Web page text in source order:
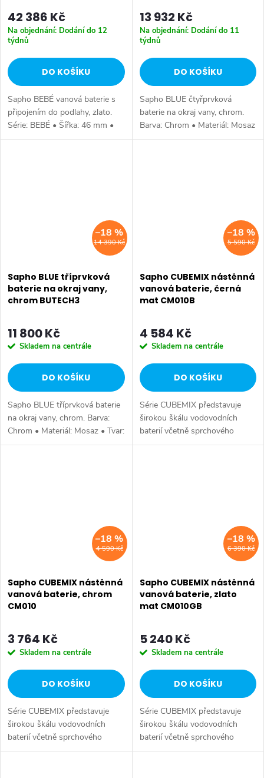
42 386 Kč
Na objednání: Dodání do 12
týdnů
DO KOŠÍKU
Sapho BEBÉ vanová baterie s
připojením do podlahy, zlato.
Série: BEBÉ • Šířka: 46 mm •
Výška: 1068 mm • Hloubka:
13 932 Kč
Na objednání: Dodání do 11
týdnů
DO KOŠÍKU
Sapho BLUE čtyřprvková
baterie na okraj vany, chrom.
Barva: Chrom • Materiál: Mosaz
• Tvar: Kruhové • Instalace: Na
14 390 Kč
–18 %
Sapho BLUE tříprvková
baterie na okraj vany,
chrom BUTECH3
11 800 Kč
Skladem na centrále
DO KOŠÍKU
Sapho BLUE tříprvková baterie
na okraj vany, chrom. Barva:
Chrom • Materiál: Mosaz • Tvar:
Kruhové • Instalace: Na okraj
5 590 Kč
–18 %
Sapho CUBEMIX nástěnná
vanová baterie, černá
mat CM010B
4 584 Kč
Skladem na centrále
DO KOŠÍKU
Série CUBEMIX představuje
širokou škálu vodovodních
baterií včetně sprchového
systému s ruční a hlavovou
4 590 Kč
–18 %
Sapho CUBEMIX nástěnná
vanová baterie, chrom
CM010
3 764 Kč
Skladem na centrále
DO KOŠÍKU
Série CUBEMIX představuje
širokou škálu vodovodních
baterií včetně sprchového
systému s ruční a hlavovou
6 390 Kč
–18 %
Sapho CUBEMIX nástěnná
vanová baterie, zlato
mat CM010GB
5 240 Kč
Skladem na centrále
DO KOŠÍKU
Série CUBEMIX představuje
širokou škálu vodovodních
baterií včetně sprchového
systému s ruční a hlavovou